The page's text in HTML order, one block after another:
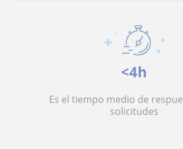
<4h
Es el tiempo medio de
solicitudes